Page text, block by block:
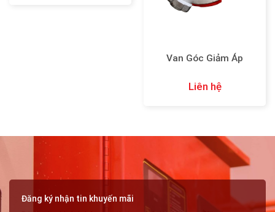
Van Góc Giảm Áp
Liên hệ
Đăng ký nhận tin khuyến mãi